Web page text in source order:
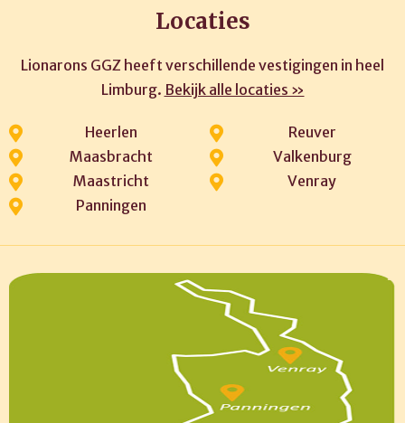
Locaties
Lionarons GGZ heeft verschillende vestigingen in heel
Limburg. Bekijk alle locaties »
Heerlen
Maasbracht
Maastricht
Panningen
Reuver
Valkenburg
Venray